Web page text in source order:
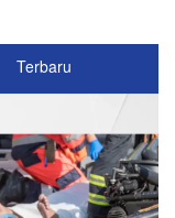
Terbaru